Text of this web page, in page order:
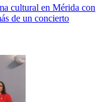
cultural en Mérida con
de un concierto